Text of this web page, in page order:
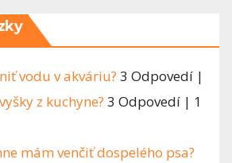
vodu v akváriu? 3 Odpovedí |
z kuchyne? 3 Odpovedí | 1
mám venčiť dospelého psa?